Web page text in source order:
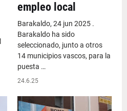
empleo local
Barakaldo, 24 jun 2025 .
Barakaldo ha sido
seleccionado, junto a otros
14 municipios vascos, para la
puesta …
24.6.25